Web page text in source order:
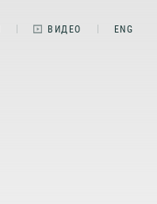
ВИДЕО ENG